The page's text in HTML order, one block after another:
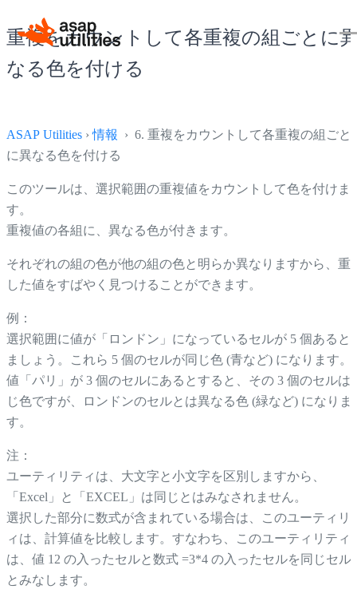
重複をカウントして各重複の組ごとに
なる色を付ける
ASAP Utilities ›情報
› 6. 重複をカウントして各重複の組ごと
に異なる色を付ける
このツールは、選択範囲の重複値をカウントして色を付けま
す。
重複値の各組に、異なる色が付きます。
それぞれの組の色が他の組の色と明らか異なりますから、重
した値をすばやく見つけることができます。
例：
選択範囲に値が「ロンドン」になっているセルが 5 個あると
ましょう。これら 5 個のセルが同じ色 (青など) になります。
値「パリ」が 3 個のセルにあるとすると、その 3 個のセルは
じ色ですが、ロンドンのセルとは異なる色 (緑など) になりま
す。
注：
ユーティリティは、大文字と小文字を区別しますから、
「Excel」と「EXCEL」は同じとはみなされません。
選択した部分に数式が含まれている場合は、このユーティリ
ィは、計算値を比較します。すなわち、このユーティリティ
は、値 12 の入ったセルと数式 =3*4 の入ったセルを同じセル
とみなします。